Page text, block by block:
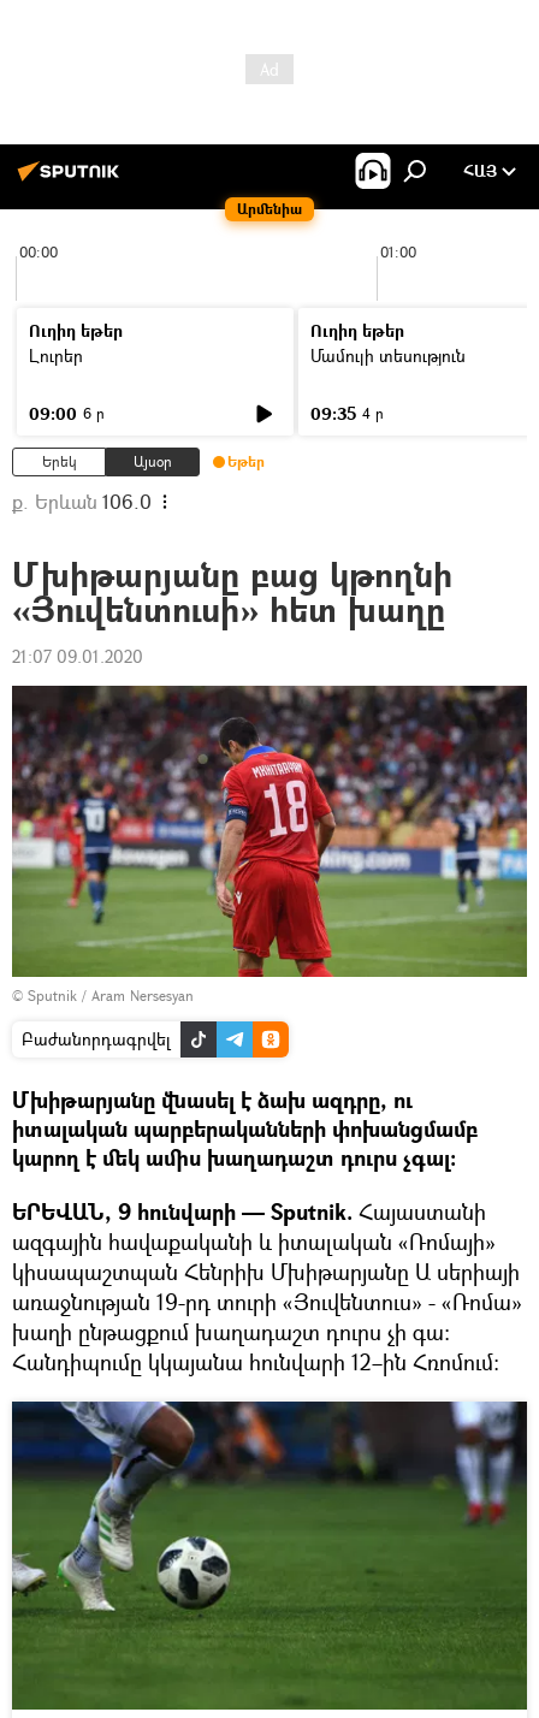
Արմենիա
ՀԱՅ
00:00 01:00
Ուղիղ եթեր
Լուրեր
09:00 6 ր
Ուղիղ եթեր
Մամուլի տեսություն
09:35 4 ր
Երեկ Այսօր Եթեր
ք. Երևան 106.0
Մխիթարյանը բաց կթողնի
«Յուվենտուսի» հետ խաղը
21:07 09.01.2020
© Sputnik / Aram Nersesyan
Բաժանորդագրվել
Մխիթարյանը վնասել է ձախ ազդրը, ու
իտալական պարբերականների փոխանցմամբ
կարող է մեկ ամիս խաղադաշտ դուրս չգալ:
ԵՐԵՎԱՆ, 9 հունվարի — Sputnik. Հայաստանի
ազգային հավաքականի և իտալական «Ռոմայի»
կիսապաշտպան Հենրիխ Մխիթարյանը Ա սերիայի
առաջնության 19-րդ տուրի «Յուվենտուս» - «Ռոմա»
խաղի ընթացքում խաղադաշտ դուրս չի գա:
Հանդիպումը կկայանա հունվարի 12–ին Հռոմում։